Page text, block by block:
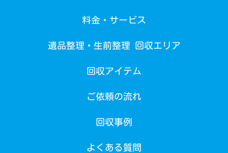
料金・サービス
遺品整理・生前整理 回収エリア
回収アイテム
ご依頼の流れ
回収事例
よくある質問